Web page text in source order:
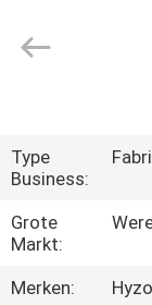
VIDEO'S
Co.,Ltd..
Type
Business:
Grote
Markt:
Merken: